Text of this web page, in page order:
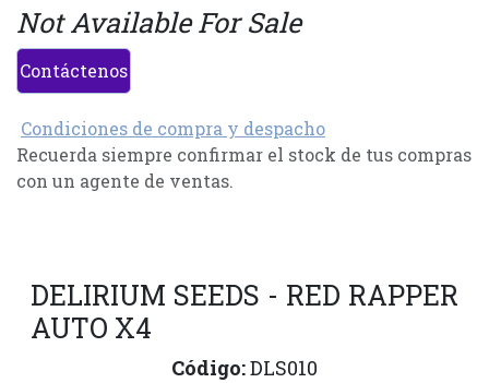
Not Available For Sale
Contáctenos
Condiciones de compra y despacho
Recuerda siempre confirmar el stock de tus compras
con un agente de ventas.
DELIRIUM SEEDS - RED RAPPER
AUTO X4
Código:DLS010